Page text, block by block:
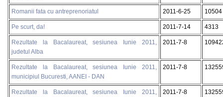
Romanii fata cu antreprenoriatul 2011-6-25 10504
Pe scurt, da! 2011-7-14 4313
Rezultate la Bacalaureat, sesiunea Iunie 2011,
judetul Alba
2011-7-8
Rezultate la Bacalaureat, sesiunea Iunie 2011,
municipiul Bucuresti, AANEI - DAN
2011-7-8
Rezultate la Bacalaureat, sesiunea Iunie 2011,
2011-7-8